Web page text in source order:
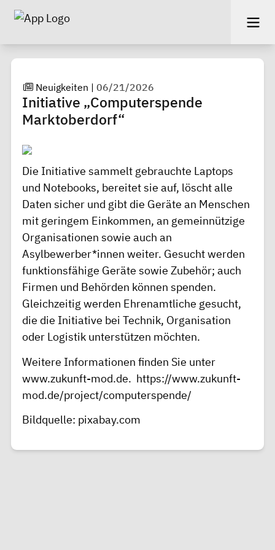
Neuigkeiten |06/21/2026
Initiative „Computerspende
Marktoberdorf“
Die Initiative sammelt gebrauchte Laptops
und Notebooks, bereitet sie auf, löscht alle
Daten sicher und gibt die Geräte an Menschen
mit geringem Einkommen, an gemeinnützige
Organisationen sowie auch an
Asylbewerber*innen weiter. Gesucht werden
funktionsfähige Geräte sowie Zubehör; auch
Firmen und Behörden können spenden.
Gleichzeitig werden Ehrenamtliche gesucht,
die die Initiative bei Technik, Organisation
oder Logistik unterstützen möchten.
Weitere Informationen finden Sie unter
www.zukunft-mod.de. https://www.zukunft-
mod.de/project/computerspende/
Bildquelle: pixabay.com